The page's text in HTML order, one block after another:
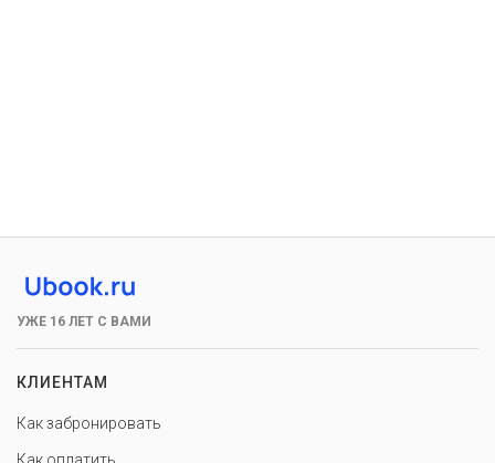
УЖЕ 16 ЛЕТ С ВАМИ
КЛИЕНТАМ
Как забронировать